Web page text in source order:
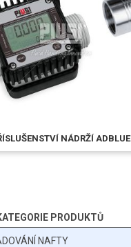
PRODUKTŮ
NAFTY
NÁDRŽÍ ADBLUE